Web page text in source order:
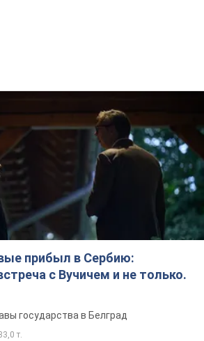
прибыл в Сербию:
с Вучичем и не только.
государства в Белград
т.